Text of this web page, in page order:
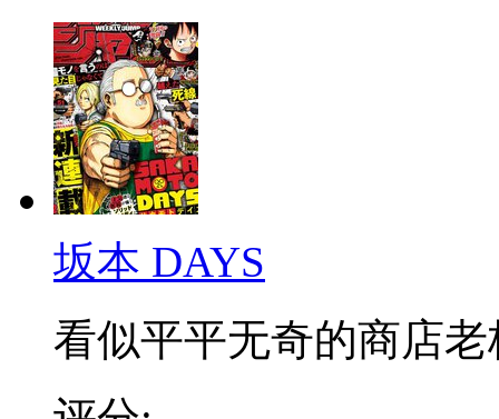
坂本 DAYS
看似平平无奇的商店老